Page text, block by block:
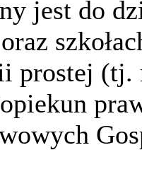
jest do
prostej